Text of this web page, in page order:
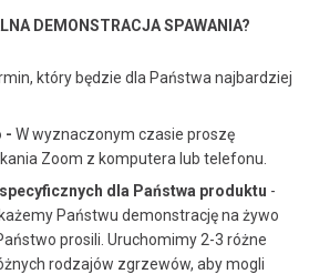
DEMONSTRACJA SPAWANIA?
który będzie dla Państwa najbardziej
- W wyznaczonym czasie proszę
Zoom z komputera lub telefonu.
dla Państwa produktu -
Państwu demonstrację na żywo
prosili. Uruchomimy 2-3 różne
rodzajów zgrzewów, aby mogli